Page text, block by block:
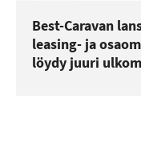
Best-Caravan
leasing- ja
löydy juuri